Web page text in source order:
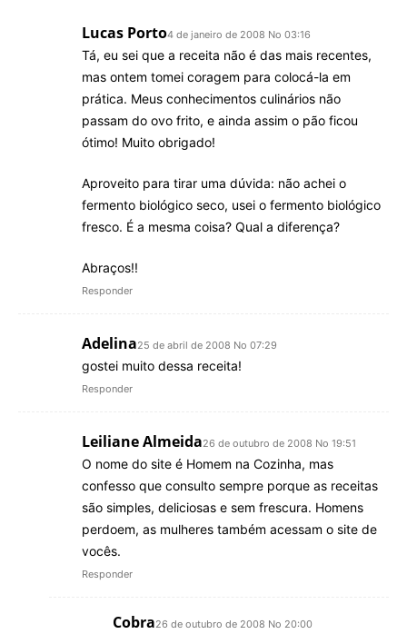
Lucas Porto4 de janeiro de 2008 No 03:16
Tá, eu sei que a receita não é das mais recentes,
mas ontem tomei coragem para colocá-la em
prática. Meus conhecimentos culinários não
passam do ovo frito, e ainda assim o pão ficou
ótimo! Muito obrigado!
Aproveito para tirar uma dúvida: não achei o
fermento biológico seco, usei o fermento biológico
fresco. É a mesma coisa? Qual a diferença?
Abraços!!
Responder
Adelina25 de abril de 2008 No 07:29
gostei muito dessa receita!
Responder
Leiliane Almeida26 de outubro de 2008 No 19:51
O nome do site é Homem na Cozinha, mas
confesso que consulto sempre porque as receitas
são simples, deliciosas e sem frescura. Homens
perdoem, as mulheres também acessam o site de
vocês.
Responder
Cobra26 de outubro de 2008 No 20:00